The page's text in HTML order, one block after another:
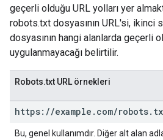
geçerli olduğu URL yolları yer
robots.txt dosyasının URL'si, ikinci
dosyasının hangi alanlarda geçerli
uygulanmayacağı belirtilir.
Robots.txt URL örnekleri
https: //example . com/robots.
Bu, genel kullanımdır. Diğer alt alan